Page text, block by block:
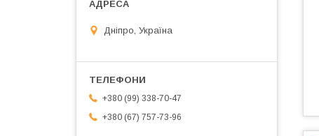
Дніпро, Україна
+380 (99) 338-70-47
+380 (67) 757-73-96